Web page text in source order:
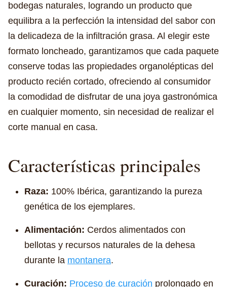
bodegas naturales, logrando un producto que
equilibra a la perfección la intensidad del sabor con
la delicadeza de la infiltración grasa. Al elegir este
formato loncheado, garantizamos que cada paquete
conserve todas las propiedades organolépticas del
producto recién cortado, ofreciendo al consumidor
la comodidad de disfrutar de una joya gastronómica
en cualquier momento, sin necesidad de realizar el
corte manual en casa.
Características principales
Raza: 100% Ibérica, garantizando la pureza
genética de los ejemplares.
Alimentación: Cerdos alimentados con
bellotas y recursos naturales de la dehesa
durante la montanera.
Curación: Proceso de curación prolongado en